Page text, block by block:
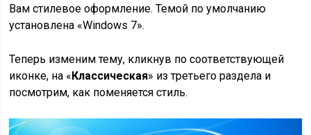
Вам стилевое оформление. Темой по умолчанию
установлена «Windows 7».
Теперь изменим тему, кликнув по соответствующей
иконке, на «Классическая» из третьего раздела и
посмотрим, как поменяется стиль.